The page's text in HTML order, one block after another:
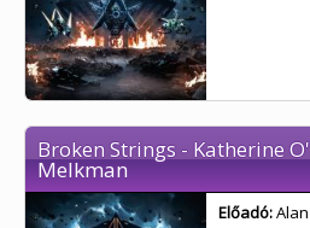
Broken Strings - Katherine
Melkman
Előadó: